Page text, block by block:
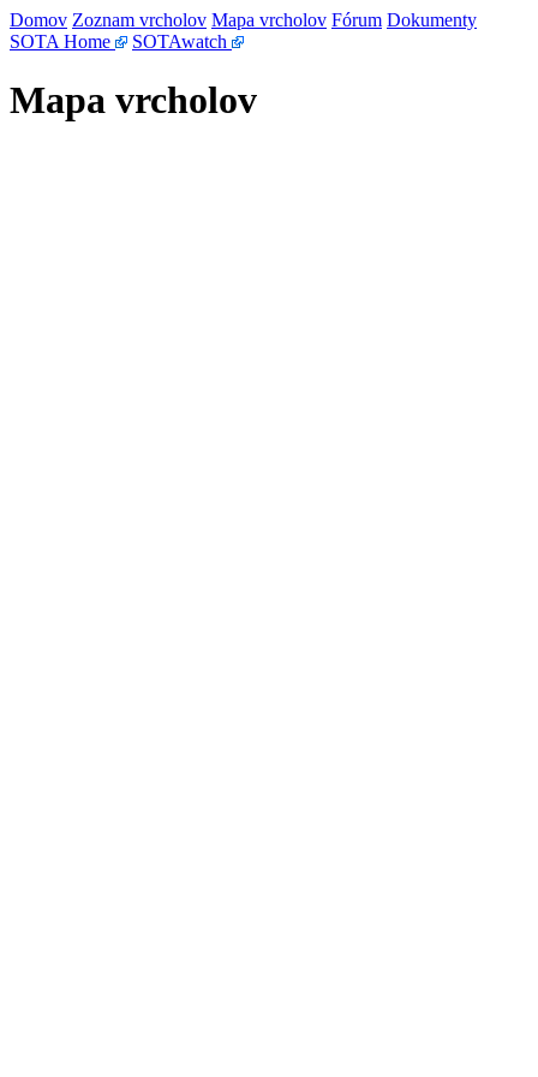
Domov Zoznam vrcholov Mapa vrcholov Fórum Dokumenty
SOTA Home
SOTAwatch
Mapa vrcholov